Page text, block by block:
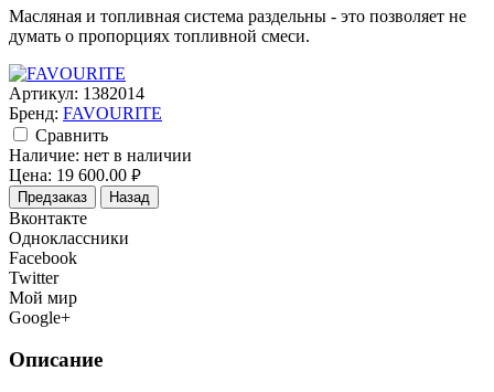
Масляная и топливная система раздельны - это позволяет не
думать о пропорциях топливной смеси.
Артикул: 1382014
Бренд: FAVOURITE
Cравнить
Наличие: нет в наличии
Цена: 19 600.00 руб.
Предзаказ Назад
Вконтакте
Одноклассники
Facebook
Twitter
Мой мир
Google+
Описание